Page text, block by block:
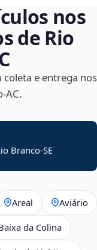
nos
de Rio
e entrega nos
Branco-SE
Areal Aviário
da Colina